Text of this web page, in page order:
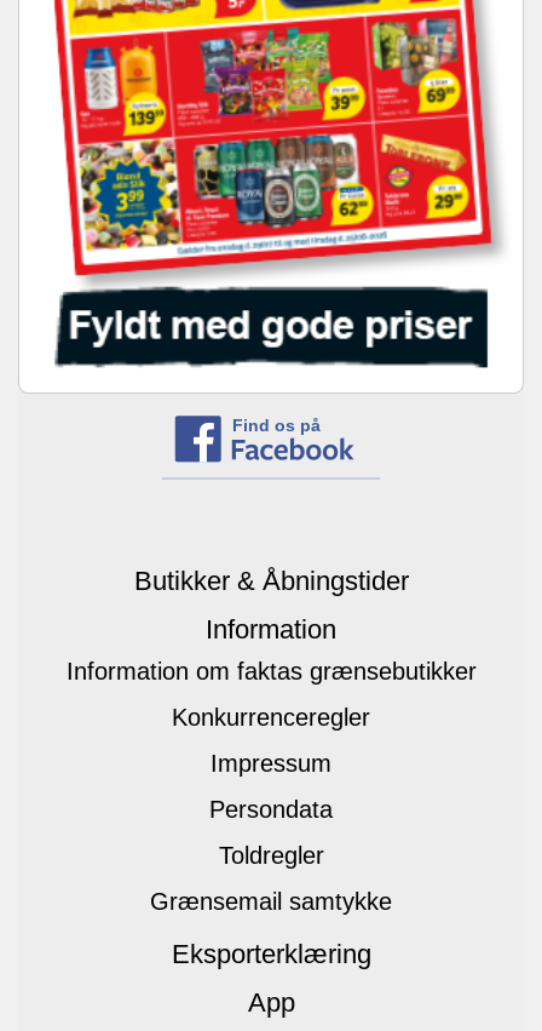
Find os på
Butikker & Åbningstider
Information
Information om faktas grænsebutikker
Konkurrenceregler
Impressum
Persondata
Toldregler
Grænsemail samtykke
Eksporterklæring
App